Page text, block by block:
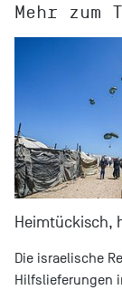
Mehr zum
Heimtückisch,
Die israelische
Hilfslieferungen